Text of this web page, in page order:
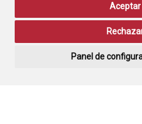
Si acepta pulsando el botón
consideramos que acepta su
ninguna acción, se
Panel de